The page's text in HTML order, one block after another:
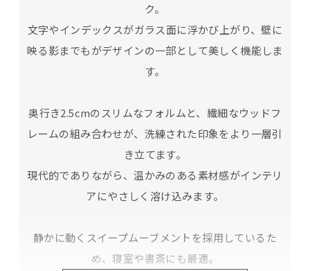
ク。
文字やインデックスがガラス面に浮かび上がり、壁に
映る影までもがデザインの一部として美しく機能しま
す。
奥行き2.5cmのスリムなフォルムと、繊細なウッドフ
レームの組み合わせが、洗練された印象をより一層引
き立てます。
現代的でありながら、温かみのある素材感がインテリ
アにやさしく溶け込みます。
静かに動くスイープムーブメントを採用しているた
め、寝室や書斎にも最適。